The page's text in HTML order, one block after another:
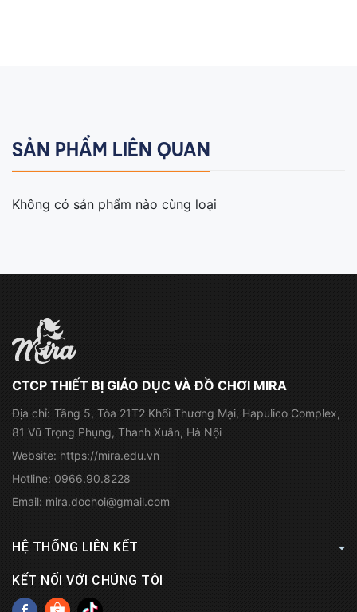
SẢN PHẨM LIÊN QUAN
Không có sản phẩm nào cùng loại
CTCP THIẾT BỊ GIÁO DỤC VÀ ĐỒ CHƠI MIRA
Địa chỉ: Tầng 5, Tòa 21T2 Khối Thương Mại, Hapulico Complex,
81 Vũ Trọng Phụng, Thanh Xuân, Hà Nội
Website: https://mira.edu.vn
Hotline: 0966.90.8228
Email: mira.dochoi@gmail.com
HỆ THỐNG LIÊN KẾT
KẾT NỐI VỚI CHÚNG TÔI